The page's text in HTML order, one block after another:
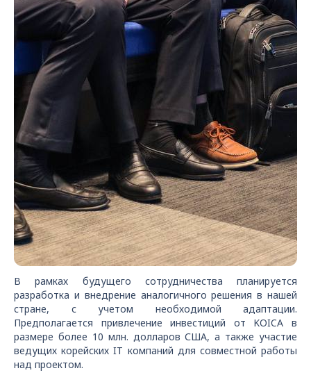
В рамках будущего сотрудничества планируется
разработка и внедрение аналогичного решения в нашей
стране, с учетом необходимой адаптации.
Предполагается привлечение инвестиций от KOICA в
размере более 10 млн. долларов США, а также участие
ведущих корейских IT компаний для совместной работы
над проектом.